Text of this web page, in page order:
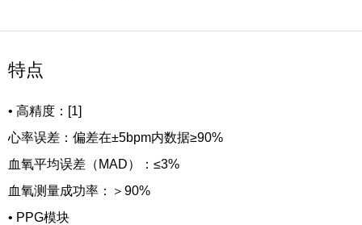
特点
• 高精度：[1]
心率误差：偏差在±5bpm内数据≥90%
血氧平均误差（MAD）：≤3%
血氧测量成功率：＞90%
• PPG模块